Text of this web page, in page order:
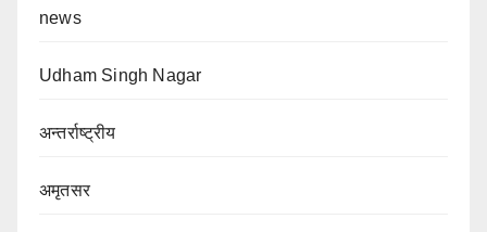
news
Udham Singh Nagar
अन्तर्राष्ट्रीय
अमृतसर